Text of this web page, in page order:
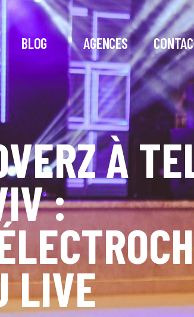
BLOG AGENCES
À
:
LIVE